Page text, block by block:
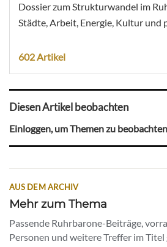
Dossier zum Strukturwandel im
Städte, Arbeit, Energie, Kultur und
602 Artikel
Diesen Artikel beobachten
Einloggen, um Themen zu
AUS DEM ARCHIV
Mehr zum Thema
Passende Ruhrbarone-Beiträge,
Personen und weitere Treffer im Titel